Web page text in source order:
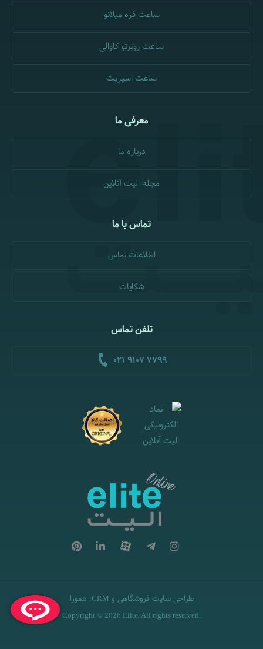
ساعت فره میلانو
ساعت روبرتو کاوالی
ساعت اسپریت
معرفی ما
درباره ما
مجله الیت آنلاین
تماس با ما
اطلاعات تماس
شکایات
تلفن تماس
021 9107 7799
طراحی سایت فروشگاهی و CRM
: همورا
Copyright © 2026 Elite. All rights reserved.